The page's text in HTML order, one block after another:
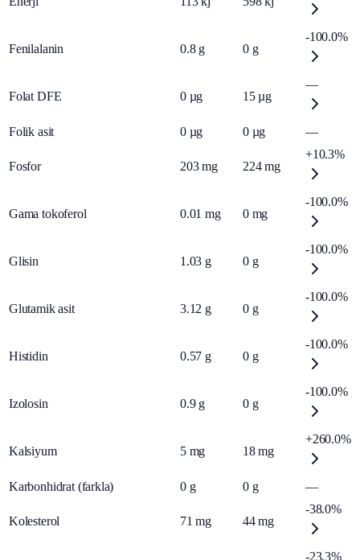
Fenilalanin 0.8 g 0 g
-100.0%
Folat DFE 0 µg 15 µg
—
Folik asit 0 µg 0 µg —
Fosfor 203 mg 224 mg
+10.3%
Gama tokoferol 0.01 mg 0 mg
-100.0%
Glisin 1.03 g 0 g
-100.0%
Glutamik asit 3.12 g 0 g
-100.0%
Histidin 0.57 g 0 g
-100.0%
Izolosin 0.9 g 0 g
-100.0%
Kalsiyum 5 mg 18 mg
+260.0%
Karbonhidrat (farkla) 0 g 0 g —
Kolesterol 71 mg 44 mg
-38.0%
-23.3%